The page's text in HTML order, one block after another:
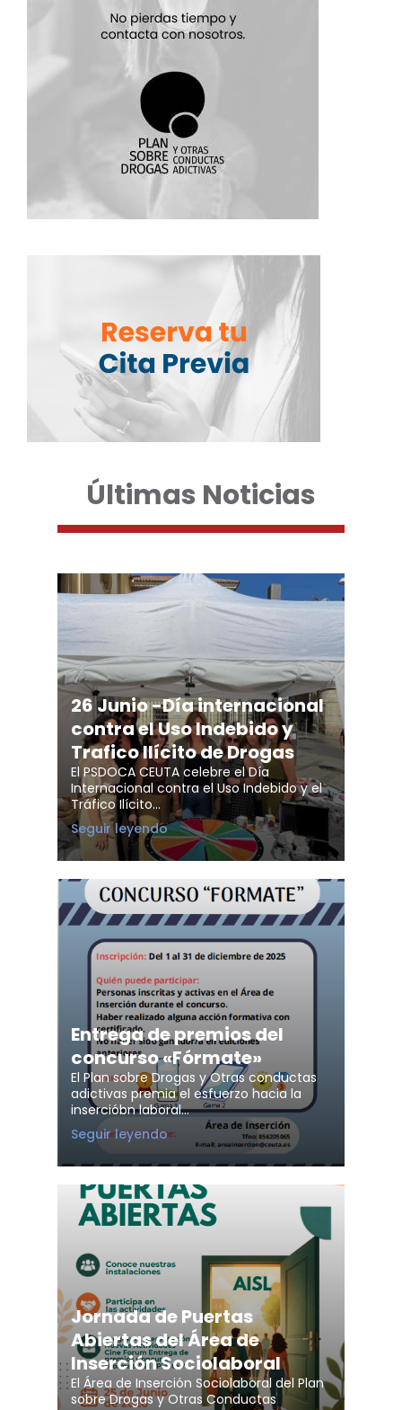
Últimas Noticias
26 Junio -Día internacional
contra el Uso Indebido y
Trafico Ilícito de Drogas
El PSDOCA CEUTA celebre el Día
Internacional contra el Uso Indebido y el
Tráfico Ilícito…
Seguir leyendo26
Junio
-
internacional
contra
el
Uso
Indebido
y
Ilícito
de
Drogas
Entrega de premios del
concurso «Fórmate»
El Plan sobre Drogas y Otras conductas
adictivas premia el esfuerzo hacia la
insercióbn laboral…
Seguir leyendoEntrega
premios
concurso
«Fórmate»
Jornada de Puertas
Abiertas del Área de
Inserción Sociolaboral
El Área de Inserción Sociolaboral del Plan
sobre Drogas y Otras Conductas